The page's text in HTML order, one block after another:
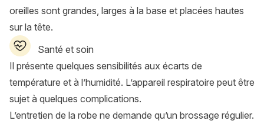
oreilles sont grandes, larges à la base et placées hautes
sur la tête.
Santé et soin
Il présente quelques sensibilités aux écarts de
température et à l’humidité. L’appareil respiratoire peut être
sujet à quelques complications.
L’entretien de la robe ne demande qu’un brossage régulier.